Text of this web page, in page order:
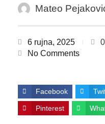
Mateo
6 rujna, 2025
No Comments
Facebook
Pinterest